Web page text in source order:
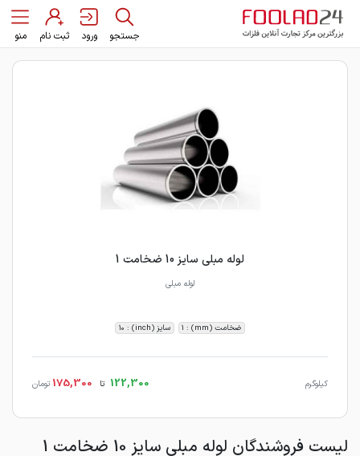
جستجو ورود ثبت نام منو
لوله مبلی سایز 10 ضخامت 1
لوله مبلی
ضخامت (mm) : 1 سایز (inch) : 10
کیلوگرم 122,300 تا 175,300 تومان
لیست فروشندگان لوله مبلی سایز 10 ضخامت 1